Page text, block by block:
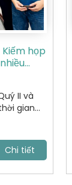
họp
II và
gian
và đại
Chi tiết